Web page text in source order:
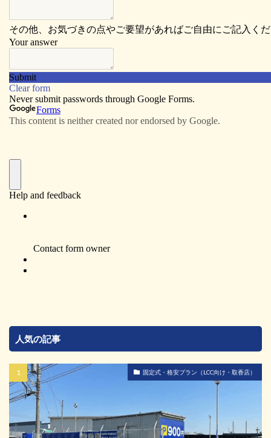
人気の記事
固定式・格安プラン（LCC向け・取香店）